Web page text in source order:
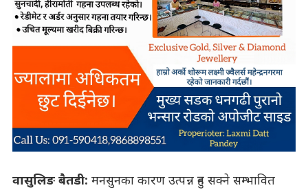
वासुलिङ बैतडी: मनसुनका कारण उत्पन्न हुन सक्ने सम्भावित